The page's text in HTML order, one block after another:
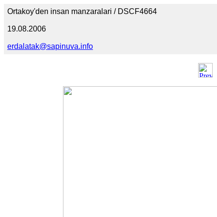
Ortakoy'den insan manzaralari / DSCF4664
19.08.2006
erdalatak@sapinuva.info